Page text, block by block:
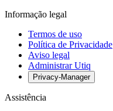
Informação legal
Termos de uso
Política de Privacidade
Aviso legal
Administrar Utiq
Privacy-Manager
Assistência